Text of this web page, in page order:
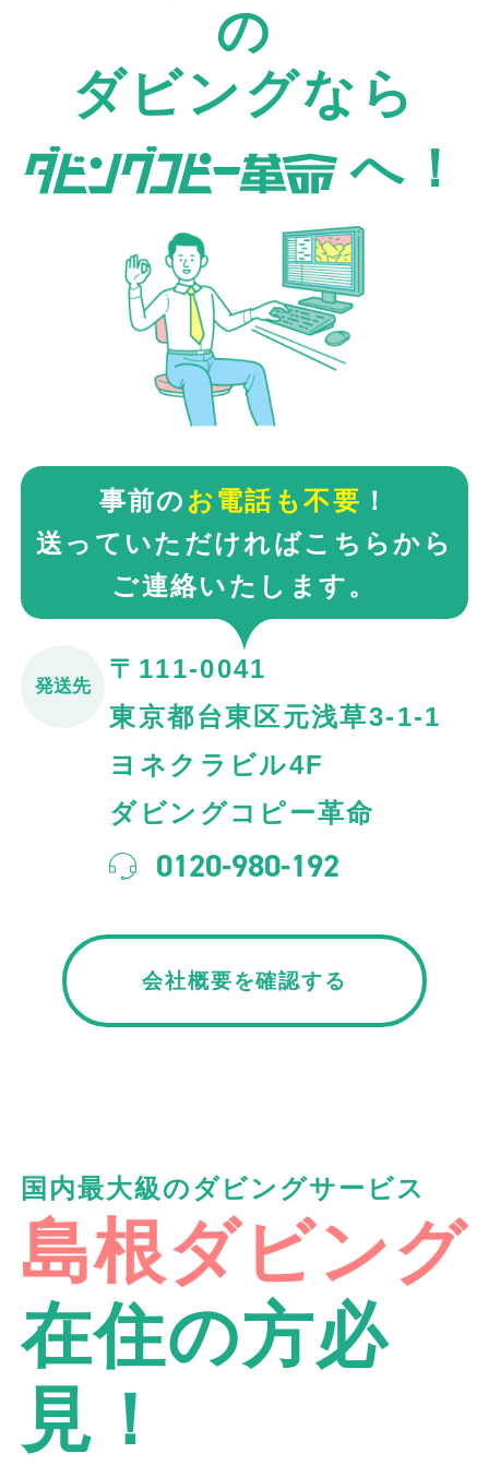
の
ダビングなら
へ！
事前の お電話も不要 ！
送っていただければこちらから
ご連絡いたします。
発送先
〒111-0041
東京都台東区元浅草3-1-1
ヨネクラビル4F
ダビングコピー革命
0120-980-192
会社概要を確認する
国内最大級のダビングサービス
島根ダビング
在住の方必
見！